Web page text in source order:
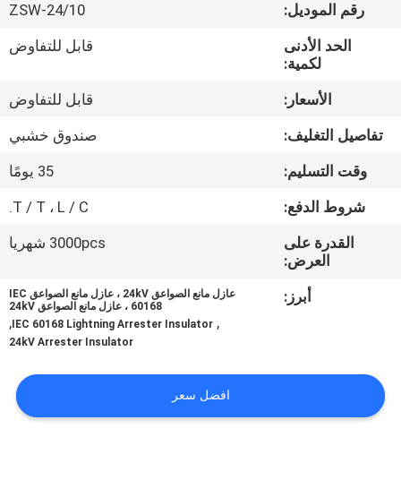
جولة
المعمل
مراقبة
الجودة
اتصل
خريطة
الموقع
رقم الموديل:
ZSW-24/10
الحد الأدنى
لكمية:
قابل للتفاوض
الأسعار:
قابل للتفاوض
تفاصيل التغليف:
صندوق خشبي
وقت التسليم:
35 يومًا
شروط الدفع:
T / T ، L / C.
القدرة على
العرض:
3000pcs شهريا
أبرز:
عازل مانع الصواعق 24kV ، عازل مانع الصواعق IEC
60168 ، عازل مانع الصواعق 24kV
,
IEC 60168 Lightning Arrester Insulator
,
24kV Arrester Insulator
افضل سعر